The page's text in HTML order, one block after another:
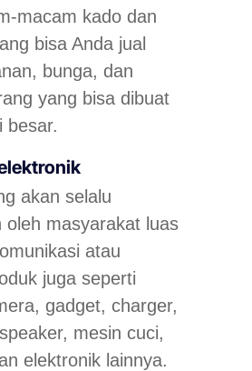
macam kado dan
bisa Anda jual
bunga, dan
yang bisa dibuat
besar.
akan selalu
oleh masyarakat luas
atau
juga seperti
gadget, charger,
mesin cuci,
elektronik lainnya.